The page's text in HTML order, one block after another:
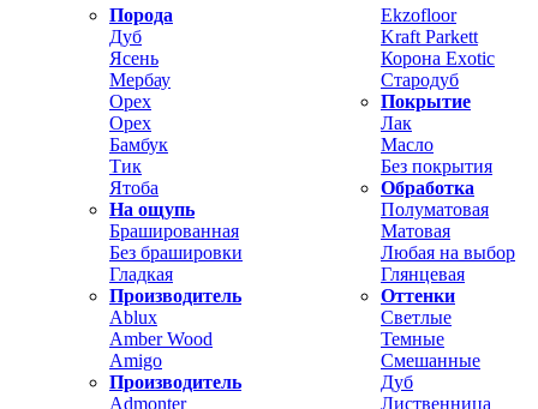
Порода
Дуб
Ясень
Мербау
Орех
Орех
Бамбук
Тик
Ятоба
На ощупь
Брашированная
Без брашировки
Гладкая
Производитель
Ablux
Amber Wood
Amigo
Ekzofloor
Kraft Parkett
Корона Exotic
Стародуб
Покрытие
Лак
Масло
Без покрытия
Обработка
Полуматовая
Матовая
Любая на выбор
Глянцевая
Оттенки
Светлые
Темные
Смешанные
Производитель
Admonter
Дуб
Лиственница